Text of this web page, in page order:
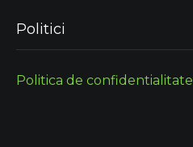
Politici
Politica de confidentialitate